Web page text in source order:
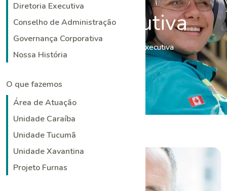
Diretoria Executiva
Conselho de Administração
Governança Corporativa
Nossa História
O que fazemos
Área de Atuação
Unidade Caraíba
Unidade Tucumã
Unidade Xavantina
Projeto Furnas
Diretoria Executiva
Diretoria Executiva